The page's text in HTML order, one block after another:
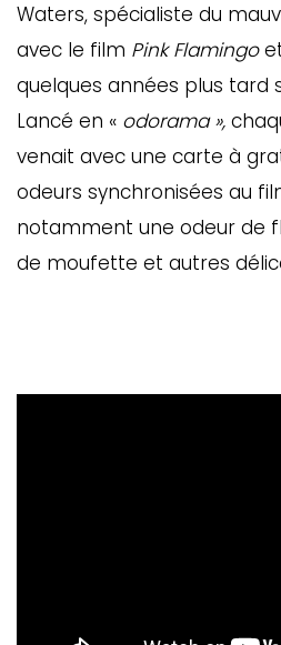
Waters, spécialiste du
avec le film Pink Flamingo
quelques années plus tard
Lancé en « odorama »,
venait avec une carte à
odeurs synchronisées au
notamment une odeur de
de moufette et autres